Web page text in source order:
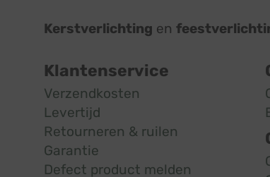
Kerstverlichting en
Klantenservice
Verzendkosten
Levertijd
Retourneren & ruilen
Garantie
Defect product melden